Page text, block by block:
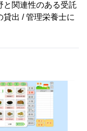
と関連性のある受託
貸出 / 管理栄養士に